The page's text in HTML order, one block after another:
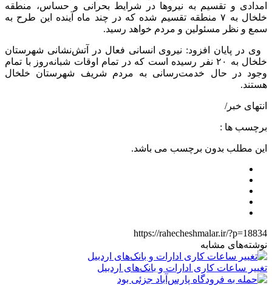
امدادی و تقسیم به نیروها در شرایط بحرانی و حساس، منطقه
خلخال به ۷ منطقه تقسیم شده که در چند ماه آینده این طرح به
سمع و نظر مسئولین و مردم خواهد رسید.
وی در پایان افزود: نیروی انسانی فعال در آتش‌نشانی شهرستان
خلخال به ۲۰ نفر رسیده است که در تمام اوقات شبانه‌روز با تمام
وجود در حال خدمت‌رسانی به مردم شریف شهرستان خلخال
هستند.
انتهای خبر/
برچسب ها :
این مطلب بدون برچسب می باشد.
https://rahecheshmalar.ir/?p=18834
نوشته‌های مشابه
تغییر ساعات کاری ادارات و بانک‌های اردبیل